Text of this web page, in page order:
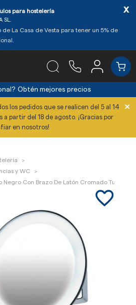
para hostelería
SL.
de La Casa de Vesta para tener un 5% de
x
Obtén mejores precios
los pedidos que se realicen del 5 al 14
a partir del 18 de agosto. ¡Gracias por
en nosotros!
×
y WC
Negro Con Brazo De Latón Cromado Tubular
favorite_border